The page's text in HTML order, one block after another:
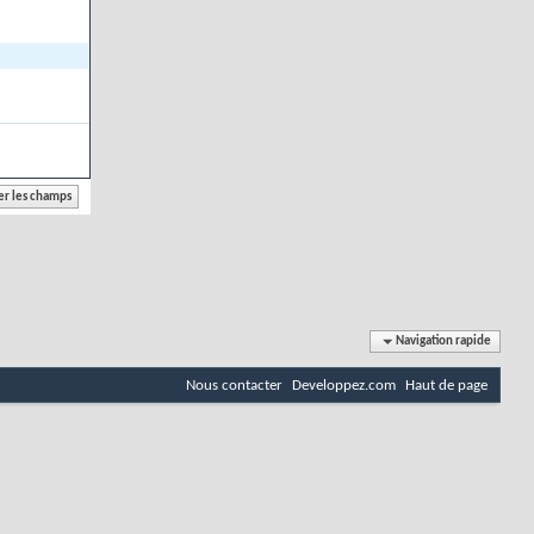
Navigation rapide
Nous contacter Developpez.com Haut de page